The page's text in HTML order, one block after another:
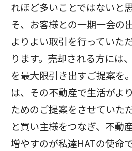
れほど多いことではないと
そ、お客様との一期一会の
よりよい取引を行っていた
ります。売却される方には
を最大限引き出すご提案を
は、その不動産で生活がよ
ためのご提案をさせていた
と買い主様をつなぎ、不動
増やすのが私達HATの使命で